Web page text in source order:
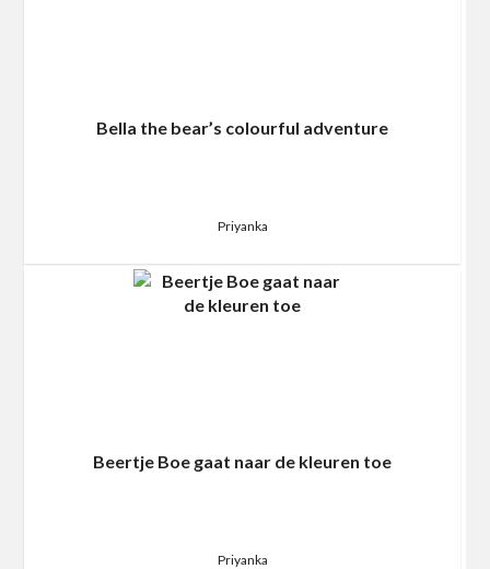
Bella the bear’s colourful adventure
Priyanka
Beertje Boe gaat naar de kleuren toe
Priyanka